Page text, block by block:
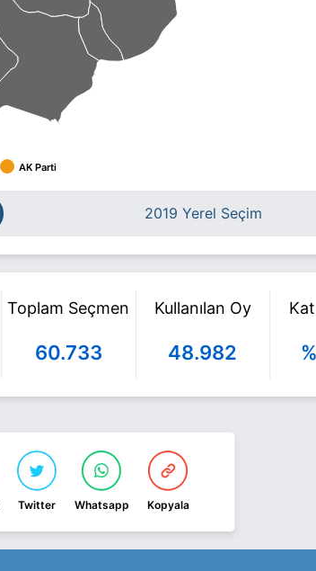
AK Parti
2019 Yerel Seçim
Toplam Seçmen
60.733
Kullanılan Oy
48.982
Twitter Whatsapp Kopyala